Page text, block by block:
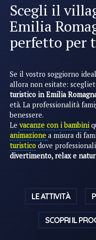
Scegli il
Emilia
perfetto per
Se il vostro soggiorno
allora non esitate:
turistico in Emilia
età. La professionalità
benessere.
Le vacanze con i bambini
animazione a misura di
turistico dove
divertimento, relax e
LE ATTIVITÀ
SCOPRI IL